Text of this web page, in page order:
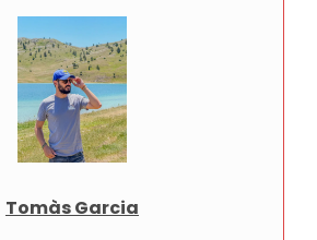
Tomàs Garcia